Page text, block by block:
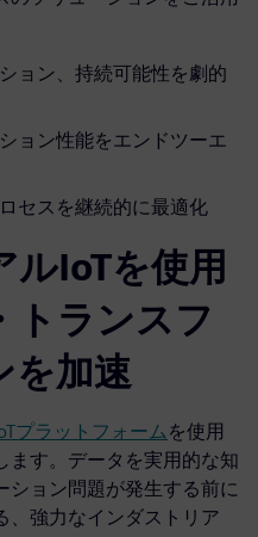
ョン、持続可能性を劇的
ョン性能をエンドツーエ
セスを継続的に最適化
IoTを使用
トランスフ
を加速
プラットフォームを使用
ます。データを実用的な知
ション問題が発生する前に
、強力なインダストリア